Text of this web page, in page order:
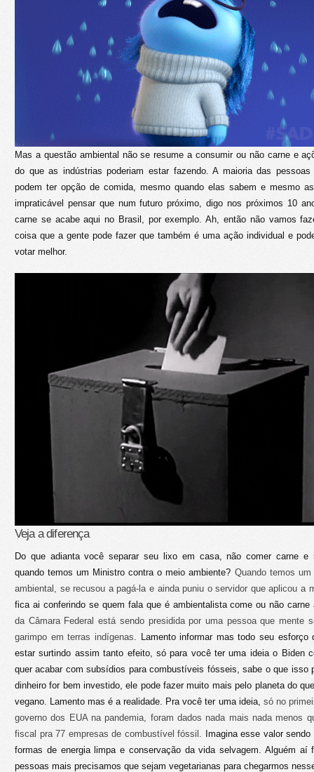
Mas a questão ambiental não se resume a consumir ou não carne e
do que as indústrias poderiam estar fazendo. A maioria das
podem ter opção de comida, mesmo quando elas sabem e mesmo
impraticável pensar que num futuro próximo, digo nos próximos 10
carne se acabe aqui no Brasil, por exemplo. Ah, então não vamos
coisa que a gente pode fazer que também é uma ação individual e
votar melhor.
Veja a diferença
Do que adianta você separar seu lixo em casa, não comer carne e
quando temos um Ministro contra o meio ambiente? Quando temos
ambiental, se recusou a pagá-la e ainda puniu o servidor que aplicou a
fica ai conferindo se quem fala que é ambientalista come ou não
da Câmara Federal está sendo presidida por uma pessoa que mente
garimpo em terras indígenas . Lamento informar mas todo seu
estar surtindo assim tanto efeito, só para você ter uma ideia o Biden
quer acabar com subsídios para combustíveis fósseis, sabe o que isso
dinheiro for bem investido, ele pode fazer muito mais pelo planeta do
vegano. Lamento mas é a realidade. Pra você ter uma ideia, só no
governo dos EUA na pandemia, foram dados nada mais nada menos
fiscal pra 77 empresas de combustível fóssil.
Imagina esse valor
formas de energia limpa e conservação da vida selvagem. Alguém
pessoas mais precisamos que sejam vegetarianas para chegarmos